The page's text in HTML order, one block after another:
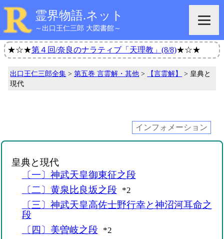
霊界物語.ネット
～出口王仁三郎 大図書館～
★☆★第４回/奈良のナラティブ「天理教」(8/8)★☆★
出口王仁三郎全集 >第五巻 言霊解・其他 > 【言霊解】
> 皇典と
現代
インフォメーション
皇典と現代
〔一〕神武天皇御東征之段
〔二〕黄泉比良坂之段
*2
〔三〕神武天皇高佐士野行幸と神沼河耳命之
段
〔四〕美曽岐之段
*2